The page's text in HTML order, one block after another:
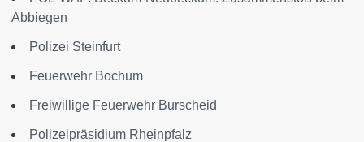
Abbiegen
Polizei Steinfurt
Feuerwehr Bochum
Freiwillige Feuerwehr Burscheid
Polizeipräsidium Rheinpfalz